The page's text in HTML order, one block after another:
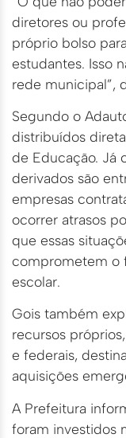
diretores ou
próprio bolso
estudantes. Isso
rede municipal”,
Segundo o
distribuídos
de Educação. Já
derivados são
empresas
ocorrer atrasos
que essas
comprometem o
escolar.
Gois também
recursos
e federais,
aquisições
A Prefeitura
foram investidos